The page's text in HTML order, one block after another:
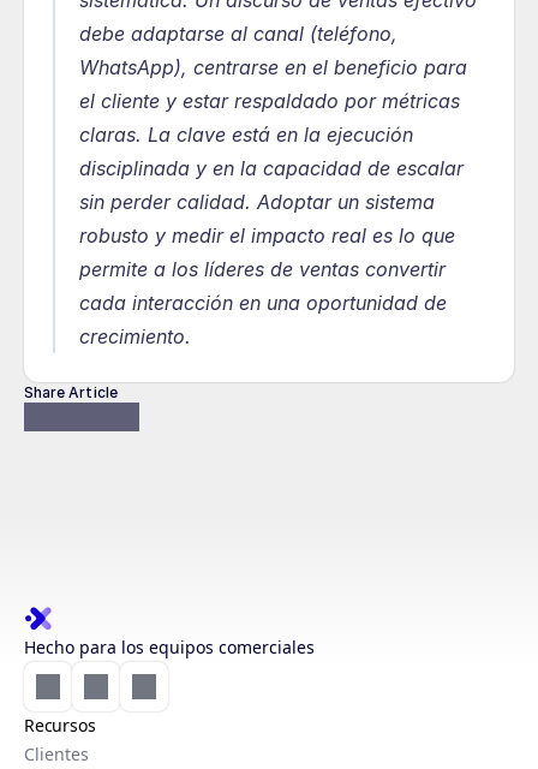
debe adaptarse al canal (teléfono,
WhatsApp), centrarse en el beneficio para
el cliente y estar respaldado por métricas
claras. La clave está en la ejecución
disciplinada y en la capacidad de escalar
sin perder calidad. Adoptar un sistema
robusto y medir el impacto real es lo que
permite a los líderes de ventas convertir
cada interacción en una oportunidad de
crecimiento.
Share Article
Hecho para los equipos comerciales
Recursos
Clientes